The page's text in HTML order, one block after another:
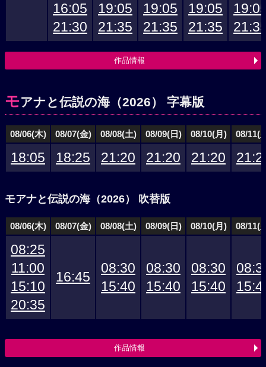
16:05
21:30
19:05
21:35
19:05
21:35
19:05
21:35
作品情報
モアナと伝説の海（2026） 字幕版
08/06(木) 08/07(金) 08/08(土) 08/09(日) 08/10(月) 08/11(
18:05 18:25 21:20 21:20 21:20
モアナと伝説の海（2026） 吹替版
08/06(木) 08/07(金) 08/08(土) 08/09(日) 08/10(月) 08/11(
08:25
11:00
15:10
20:35
16:45
08:30
15:40
08:30
15:40
08:30
15:40
作品情報